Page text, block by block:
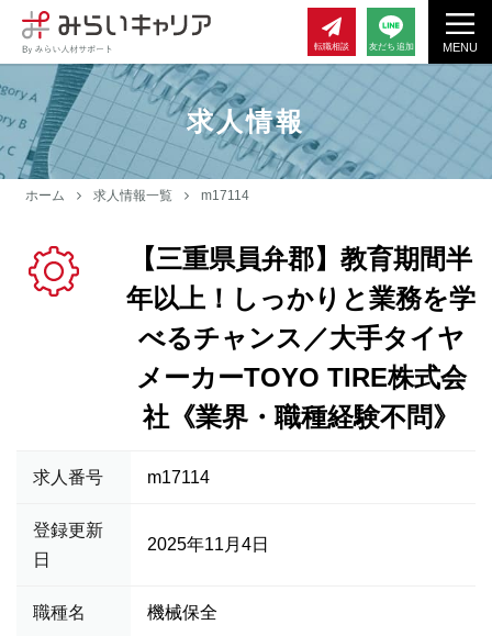
MENU
転職相談 友だち追加
求人情報
ホーム 求人情報一覧 m17114
【三重県員弁郡】教育期間半
年以上！しっかりと業務を学
べるチャンス／大手タイヤ
メーカーTOYO TIRE株式会
社《業界・職種経験不問》
求人番号 m17114
登録更新
日
2025年11月4日
職種名 機械保全